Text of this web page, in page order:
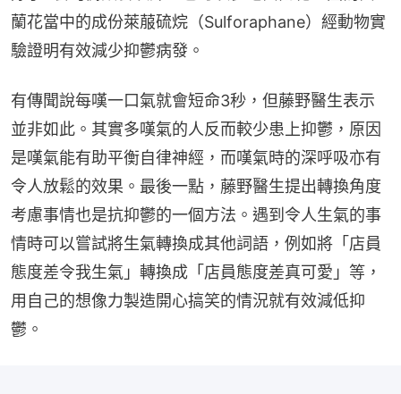
蘭花當中的成份萊菔硫烷（Sulforaphane）經動物實
驗證明有效減少抑鬱病發。
有傳聞說每嘆一口氣就會短命3秒，但藤野醫生表示
並非如此。其實多嘆氣的人反而較少患上抑鬱，原因
是嘆氣能有助平衡自律神經，而嘆氣時的深呼吸亦有
令人放鬆的效果。最後一點，藤野醫生提出轉換角度
考慮事情也是抗抑鬱的一個方法。遇到令人生氣的事
情時可以嘗試將生氣轉換成其他詞語，例如將「店員
態度差令我生氣」轉換成「店員態度差真可愛」等，
用自己的想像力製造開心搞笑的情況就有效減低抑
鬱。